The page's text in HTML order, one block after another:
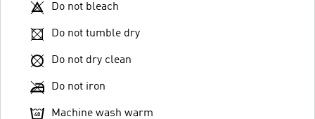
Do not bleach
Do not tumble dry
Do not dry clean
Do not iron
Machine wash warm